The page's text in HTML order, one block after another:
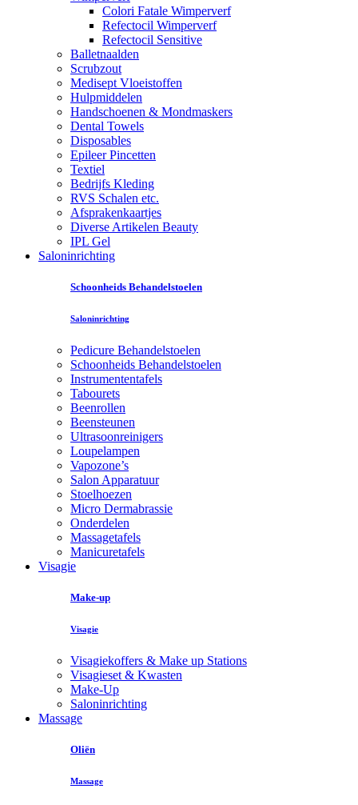
Colori Fatale Wimperverf
Refectocil Wimperverf
Refectocil Sensitive
Balletnaalden
Scrubzout
Medisept Vloeistoffen
Hulpmiddelen
Handschoenen & Mondmaskers
Dental Towels
Disposables
Epileer Pincetten
Textiel
Bedrijfs Kleding
RVS Schalen etc.
Afsprakenkaartjes
Diverse Artikelen Beauty
IPL Gel
Saloninrichting
Schoonheids Behandelstoelen
Saloninrichting
Pedicure Behandelstoelen
Schoonheids Behandelstoelen
Instrumententafels
Tabourets
Beenrollen
Beensteunen
Ultrasoonreinigers
Loupelampen
Vapozone’s
Salon Apparatuur
Stoelhoezen
Micro Dermabrassie
Onderdelen
Massagetafels
Manicuretafels
Visagie
Make-up
Visagie
Visagiekoffers & Make up Stations
Visagieset & Kwasten
Make-Up
Saloninrichting
Massage
Oliën
Massage